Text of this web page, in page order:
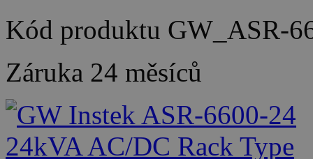
Kód produktu GW_ASR-
Záruka 24 měsíců